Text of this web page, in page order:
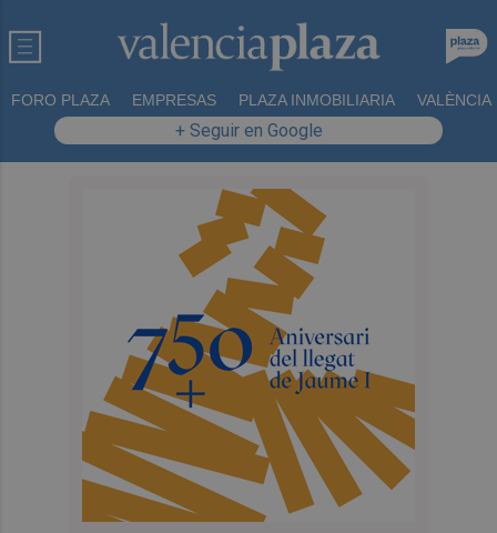
FORO PLAZA EMPRESAS PLAZA INMOBILIARIA VALÈNCIA
+ Seguir en Google